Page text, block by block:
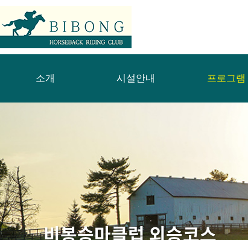
소개 시설안내 프로그램
비봉승마클럽 외승코스